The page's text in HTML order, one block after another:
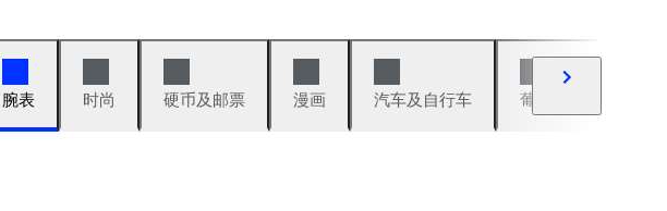
腕表 时尚 硬币及邮票 漫画 汽车及自行车 葡萄酒及烈性酒